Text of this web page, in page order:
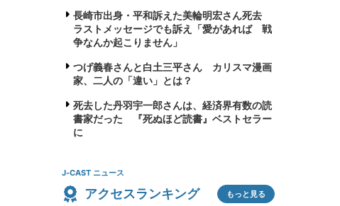
長崎市出身・平和訴えた美輪明宏さん死去
ラストメッセージでも訴え「愛があれば 戦
争なんか起こりません」
つげ義春さんと白土三平さん カリスマ漫画
家、二人の「違い」とは？
死去した丹羽宇一郎さんは、経済界有数の読
書家だった 『死ぬほど読書』ベストセラー
に
J-CAST ニュース
アクセスランキング もっと見る